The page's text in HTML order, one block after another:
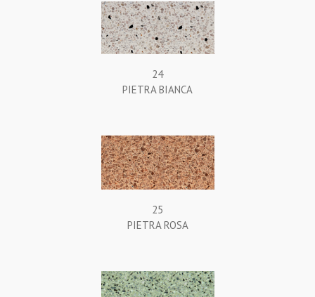
24
PIETRA BIANCA
25
PIETRA ROSA